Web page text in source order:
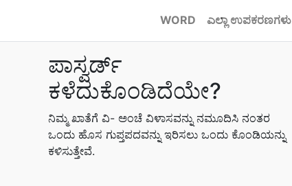
WORD ಎಲ್ಲಾ ಉಪಕರಣಗಳು
ಪಾಸ್ವರ್ಡ್
ಕಳೆದುಕೊಂಡಿದೆಯೇ?
ನಿಮ್ಮ ಖಾತೆಗೆ ವಿ- ಅಂಚೆ ವಿಳಾಸವನ್ನು ನಮೂದಿಸಿ ನಂತರ
ಒಂದು ಹೊಸ ಗುಪ್ತಪದವನ್ನು ಇರಿಸಲು ಒಂದು ಕೊಂಡಿಯನ್ನು
ಕಳಿಸುತ್ತೇವೆ.